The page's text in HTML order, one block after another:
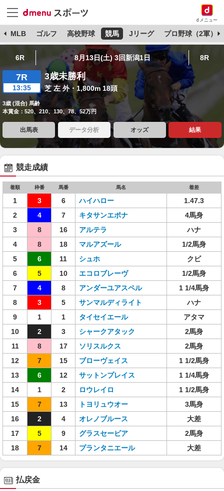
dメニュー
MLB ゴルフ 高校野球 競馬 Jリーグ プロ野球（2軍）
6R 8月13日(土) 3回新潟1日 8R
7R
13:35
3歳未勝利
芝 左 外・1,800m 18頭
3歳 (混合) 馬齢
本賞金：520、210、130、78、52万円
出馬表 データ分析 オッズ 結果
競走成績
着順 枠番 馬番 馬名 着差
1 3 6 ハイハロー
1.47.3
2
4 7 キタサンエポナ
4馬身
3
8 16 アルテラ
ハナ
4
8 18 マルアズール
1/2馬身
5
6 11 シュホ
クビ
6
5 10 エコロブレーヴ
1/2馬身
7
4 8 アンダーユアスペル
1 1/4馬身
8
3 5 サンマルディライト
ハナ
9
1 1 タイセイエール
アタマ
10
2 3 シャークアタック
2馬身
11
8 17 ソリスルクス
2馬身
12
7 15 ブローヴェイス
1 1/2馬身
13
6 12 サットンプレイス
1 1/4馬身
14
1 2 ロウレイロ
1 1/2馬身
15
7 13 トヨリュウオー
3馬身
16
2 4 オレノブルース
大差
17
5 9 グラスセービア
2馬身
18
7 14 プランタニエール 大差
払戻金